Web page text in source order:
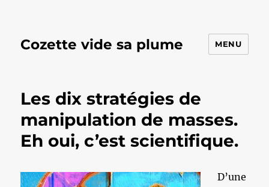
Cozette vide sa plume MENU
Les dix stratégies de
manipulation de masses.
Eh oui, c’est scientifique.
D’une